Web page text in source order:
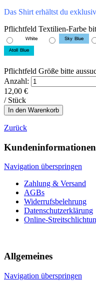
Das Shirt erhältst du
Pflichtfeld Textilien-Farbe
Pflichtfeld Größe bitte
Anzahl:
12,00 €
/ Stück
Zurück
Kundeninformationen
Navigation überspringen
Zahlung & Versand
AGBs
Widerrufsbelehrung
Datenschutzerklärung
Online-
Allgemeines
Navigation überspringen